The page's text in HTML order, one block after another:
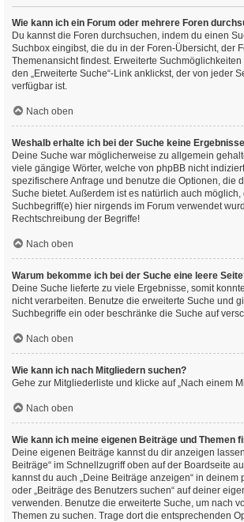
Wie kann ich ein Forum oder mehrere Foren
Du kannst die Foren durchsuchen, indem du einen
Suchbox eingibst, die du in der Foren-Übersicht, der
Themenansicht findest. Erweiterte
den „Erweiterte Suche“-Link anklickst, der von jeder
verfügbar ist.
Nach oben
Weshalb erhalte ich bei der Suche keine
Deine Suche war möglicherweise zu allgemein
viele gängige Wörter, welche von phpBB nicht
spezifischere Anfrage und benutze die Optionen, die
Suche bietet. Außerdem ist es natürlich auch
Suchbegriff(e) hier nirgends im Forum verwendet
Rechtschreibung der Begriffe!
Nach oben
Warum bekomme ich bei der Suche eine leere
Deine Suche lieferte zu viele Ergebnisse, somit
nicht verarbeiten. Benutze die erweiterte Suche und
Suchbegriffe ein oder beschränke die Suche auf
Nach oben
Wie kann ich nach Mitgliedern suchen?
Gehe zur Mitgliederliste und klicke auf „Nach einem
Nach oben
Wie kann ich meine eigenen Beiträge und Themen
Deine eigenen Beiträge kannst du dir anzeigen
Beiträge“ im Schnellzugriff oben auf der Boardseite
kannst du auch „Deine Beiträge anzeigen“ in deinem
oder „Beiträge des Benutzers suchen“ auf deiner
verwenden. Benutze die erweiterte Suche, um nach
Themen zu suchen. Trage dort die entsprechenden